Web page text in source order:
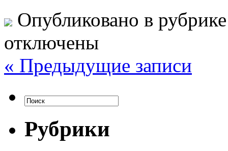
Опубликовано в
отключены
« Предыдущие записи
Рубрики